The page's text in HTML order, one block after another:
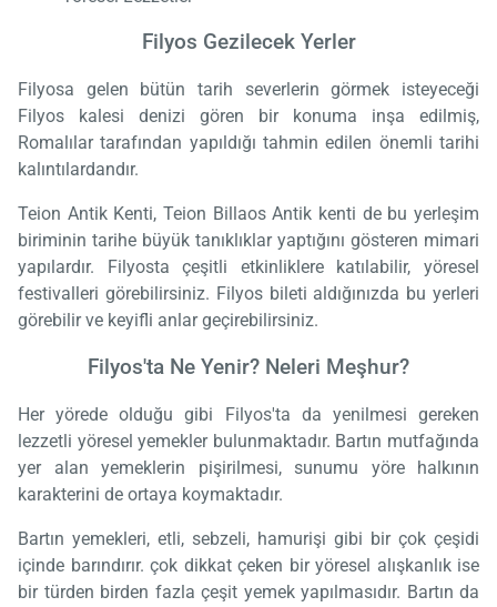
Filyos Gezilecek Yerler
Filyosa gelen bütün tarih severlerin görmek isteyeceği
Filyos kalesi denizi gören bir konuma inşa edilmiş,
Romalılar tarafından yapıldığı tahmin edilen önemli tarihi
kalıntılardandır.
Teion Antik Kenti, Teion Billaos Antik kenti de bu yerleşim
biriminin tarihe büyük tanıklıklar yaptığını gösteren mimari
yapılardır. Filyosta çeşitli etkinliklere katılabilir, yöresel
festivalleri görebilirsiniz. Filyos bileti aldığınızda bu yerleri
görebilir ve keyifli anlar geçirebilirsiniz.
Filyos'ta Ne Yenir? Neleri Meşhur?
Her yörede olduğu gibi Filyos'ta da yenilmesi gereken
lezzetli yöresel yemekler bulunmaktadır. Bartın mutfağında
yer alan yemeklerin pişirilmesi, sunumu yöre halkının
karakterini de ortaya koymaktadır.
Bartın yemekleri, etli, sebzeli, hamurişi gibi bir çok çeşidi
içinde barındırır. çok dikkat çeken bir yöresel alışkanlık ise
bir türden birden fazla çeşit yemek yapılmasıdır. Bartın da